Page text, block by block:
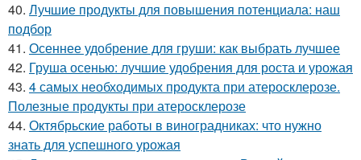
40. Лучшие продукты для повышения потенциала: наш
подбор
41. Осеннее удобрение для груши: как выбрать лучшее
42. Груша осенью: лучшие удобрения для роста и урожая
43. 4 самых необходимых продукта при атеросклерозе.
Полезные продукты при атеросклерозе
44. Октябрьские работы в виноградниках: что нужно
знать для успешного урожая